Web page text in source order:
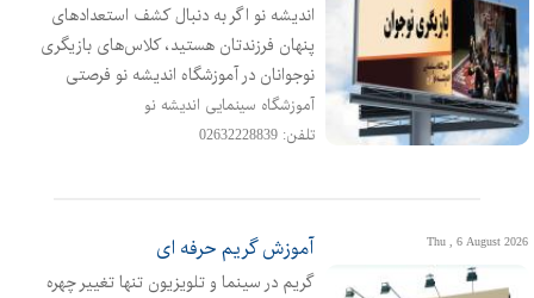
اندیشه نو اگر به دنبال کشف استعدادهای
پنهان فرزندتان هستید، کلاس‌های بازیگری
نوجوانان در آموزشگاه اندیشه نو فرصتی
طلایی برای رشد، خلاقیت و اعتمادبه‌نفس
آن‌هاست با سال‌ها سابقه درخشان در
آموزشگاه سینمایی اندیشه نو
تلفن: 02632228839
Thu , 6 August 2026 آموزش گریم حرفه ای
گریم در سینما و تلویزیون تنها تغییر چهره